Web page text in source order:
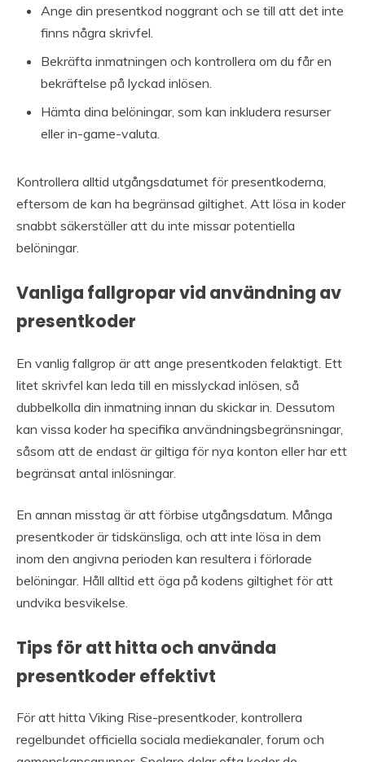
Ange din presentkod noggrant och se till att det inte
finns några skrivfel.
Bekräfta inmatningen och kontrollera om du får en
bekräftelse på lyckad inlösen.
Hämta dina belöningar, som kan inkludera resurser
eller in-game-valuta.
Kontrollera alltid utgångsdatumet för presentkoderna,
eftersom de kan ha begränsad giltighet. Att lösa in koder
snabbt säkerställer att du inte missar potentiella
belöningar.
Vanliga fallgropar vid användning av
presentkoder
En vanlig fallgrop är att ange presentkoden felaktigt. Ett
litet skrivfel kan leda till en misslyckad inlösen, så
dubbelkolla din inmatning innan du skickar in. Dessutom
kan vissa koder ha specifika användningsbegränsningar,
såsom att de endast är giltiga för nya konton eller har ett
begränsat antal inlösningar.
En annan misstag är att förbise utgångsdatum. Många
presentkoder är tidskänsliga, och att inte lösa in dem
inom den angivna perioden kan resultera i förlorade
belöningar. Håll alltid ett öga på kodens giltighet för att
undvika besvikelse.
Tips för att hitta och använda
presentkoder effektivt
För att hitta Viking Rise-presentkoder, kontrollera
regelbundet officiella sociala mediekanaler, forum och